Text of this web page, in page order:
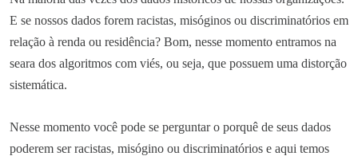
E se nossos dados forem racistas, misóginos ou discriminatórios em
relação à renda ou residência? Bom, nesse momento entramos na
seara dos algoritmos com viés, ou seja, que possuem uma distorção
sistemática.
Nesse momento você pode se perguntar o porquê de seus dados
poderem ser racistas, misógino ou discriminatórios e aqui temos